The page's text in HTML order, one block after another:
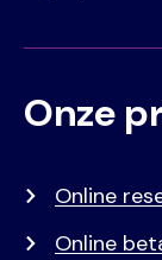
Voet
Primair
Onze
Online
Online